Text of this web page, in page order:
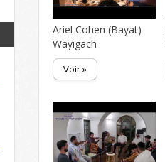
Ariel Cohen (Bayat)
Wayigach
Voir »